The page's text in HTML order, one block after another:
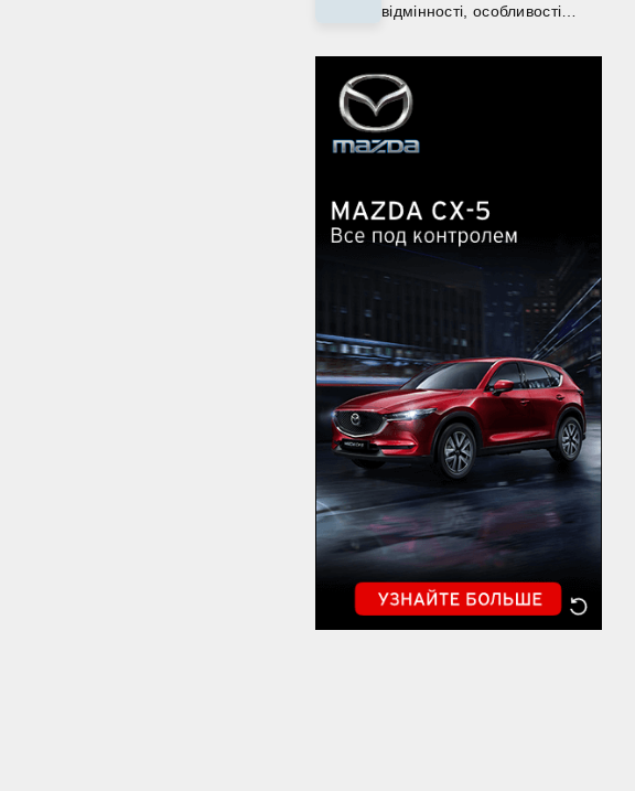
відмінності, особливості
застосування контрацепції.